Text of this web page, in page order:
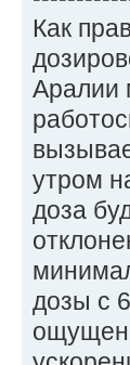
Как
Аралии
утром
доза
дозы с